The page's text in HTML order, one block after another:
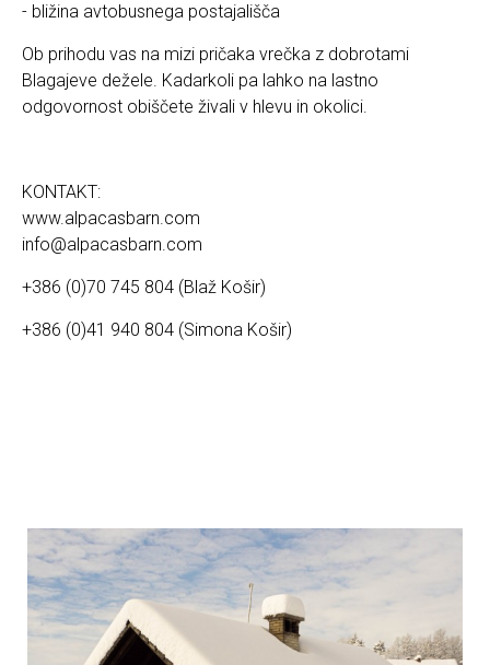
- bližina avtobusnega postajališča
Ob prihodu vas na mizi pričaka vrečka z dobrotami
Blagajeve dežele. Kadarkoli pa lahko na lastno
odgovornost obiščete živali v hlevu in okolici.
KONTAKT:
www.alpacasbarn.com
info@alpacasbarn.com
+386 (0)70 745 804 (Blaž Košir)
+386 (0)41 940 804 (Simona Košir)